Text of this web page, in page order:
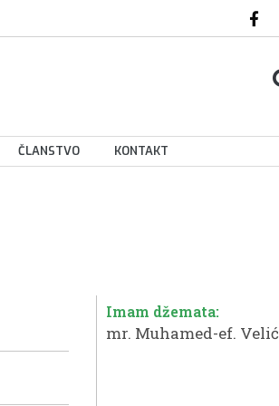
ČLANSTVO KONTAKT
Imam džemata:
mr. Muhamed-ef. Velić